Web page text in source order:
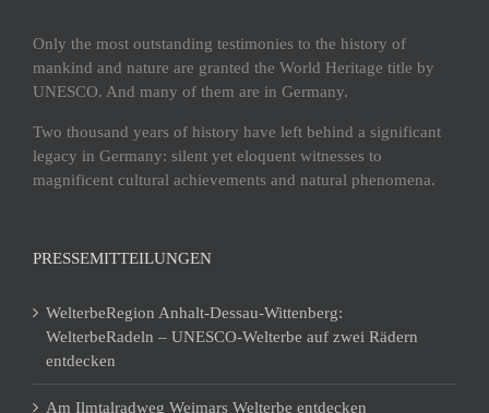
Only the most outstanding testimonies to the history of
mankind and nature are granted the World Heritage title by
UNESCO. And many of them are in Germany.
Two thousand years of history have left behind a significant
legacy in Germany: silent yet eloquent witnesses to
magnificent cultural achievements and natural phenomena.
PRESSEMITTEILUNGEN
WelterbeRegion Anhalt-Dessau-Wittenberg:
WelterbeRadeln – UNESCO-Welterbe auf zwei Rädern
entdecken
Am Ilmtalradweg Weimars Welterbe entdecken